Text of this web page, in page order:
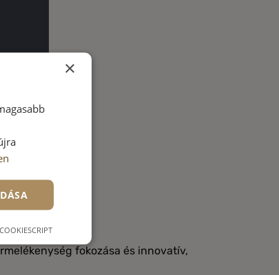
még ma
fokozása és innovatív,
×